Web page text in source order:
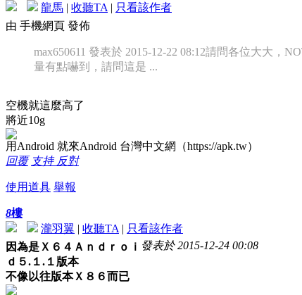
龍馬 | 收聽TA | 只看該作者
由 手機網頁 發佈
max650611 發表於 2015-12-22 08:12請問各位大大，
量有點嚇到，請問這是 ...
空機就這麼高了
將近10g
用Android 就來Android 台灣中文網（https://apk.tw）
回覆 支持 反對
使用道具 舉報
8樓
瀧羽翼 | 收聽TA | 只看該作者
發表於 2015-12-24 00:08
因為是Ｘ６４Ａｎｄｒｏｉ
ｄ５.１.１版本
不像以往版本Ｘ８６而已